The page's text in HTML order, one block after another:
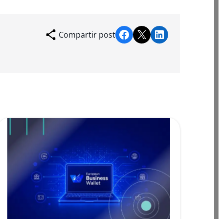
Compartir post Compartir en Facebook Compartir en X Compartir en LinkedIn